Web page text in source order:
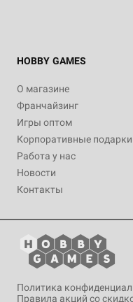
HOBBY GAMES
О магазине
Франчайзинг
Игры оптом
Корпоративные подарки
Работа у нас
Новости
Контакты
Политика
Правила акций со